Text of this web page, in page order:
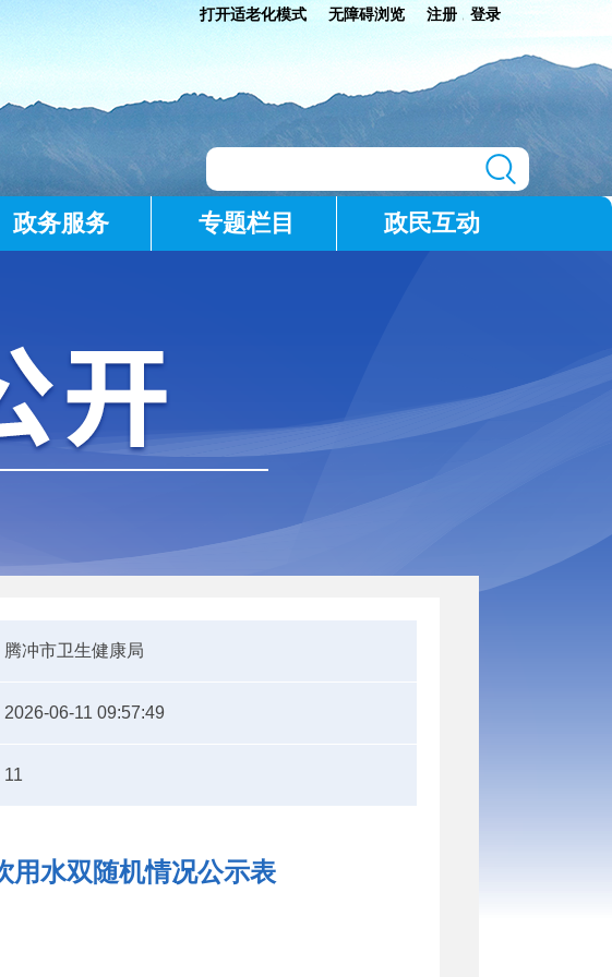
打开适老化模式 无障碍浏览 注册 登录
政务服务 专题栏目 政民互动
腾冲市卫生健康局
2026-06-11 09:57:49
11
用水双随机情况公示表